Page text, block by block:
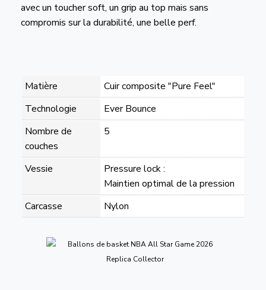
avec un toucher soft, un grip au top mais sans
compromis sur la durabilité, une belle perf.
Matière
Cuir composite "Pure Feel"
Technologie
Ever Bounce
Nombre de
couches
5
Vessie
Pressure lock :
Maintien optimal de la pression
Carcasse
Nylon